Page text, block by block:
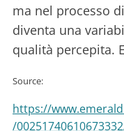
ma nel processo
diventa una
qualità percepita.
Source:
https://
/